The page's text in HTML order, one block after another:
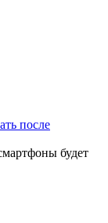
после
будет